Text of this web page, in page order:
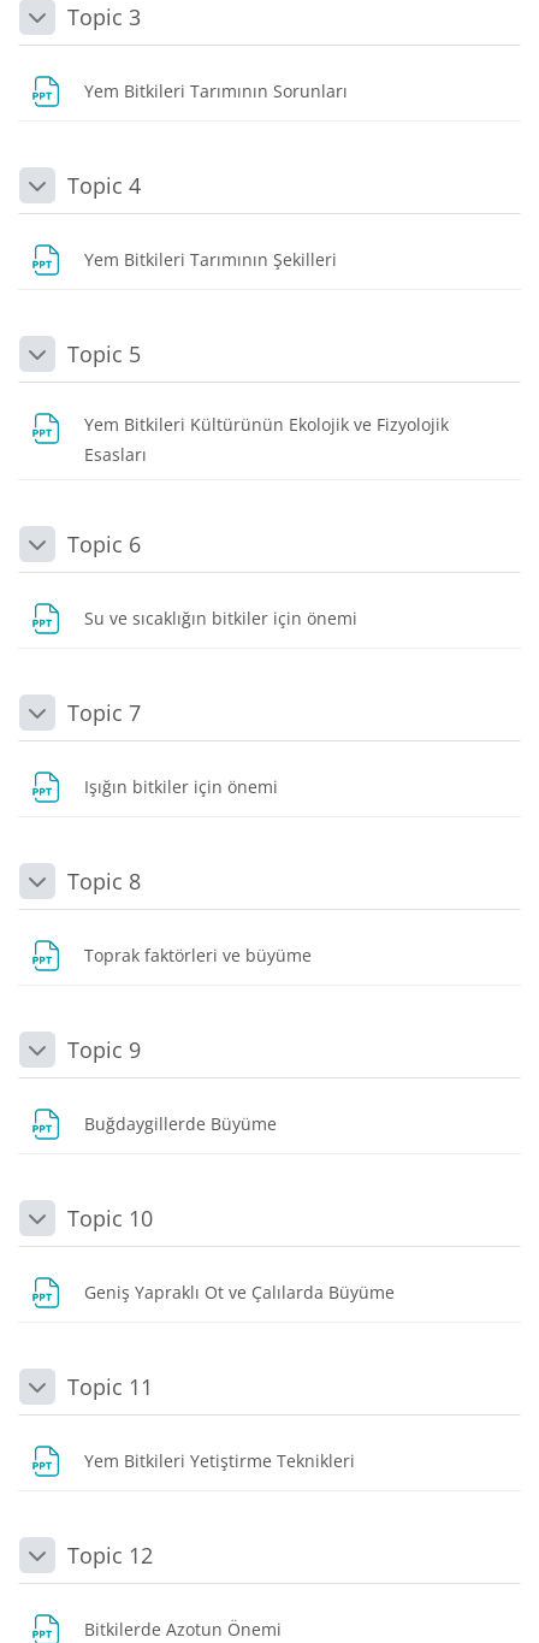
DaraltTopic 3
Yem Bitkileri Tarımının Sorunları
DaraltTopic 4
Yem Bitkileri Tarımının Şekilleri
DaraltTopic 5
Yem Bitkileri Kültürünün Ekolojik ve Fizyolojik
Esasları
DaraltTopic 6
Su ve sıcaklığın bitkiler için önemi
DaraltTopic 7
Işığın bitkiler için önemi
DaraltTopic 8
Toprak faktörleri ve büyüme
DaraltTopic 9
Buğdaygillerde Büyüme
DaraltTopic 10
Geniş Yapraklı Ot ve Çalılarda Büyüme
DaraltTopic 11
Yem Bitkileri Yetiştirme Teknikleri
DaraltTopic 12
Bitkilerde Azotun Önemi